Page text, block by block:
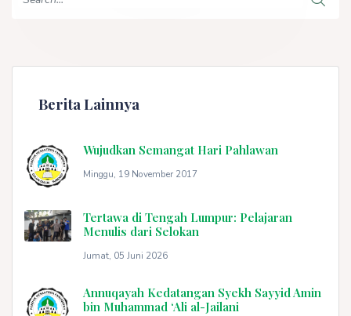
Berita Lainnya
Wujudkan Semangat Hari Pahlawan
Minggu, 19 November 2017
Tertawa di Tengah Lumpur: Pelajaran
Menulis dari Selokan
Jumat, 05 Juni 2026
Annuqayah Kedatangan Syekh Sayyid Amin
bin Muhammad ‘Ali al-Jailani